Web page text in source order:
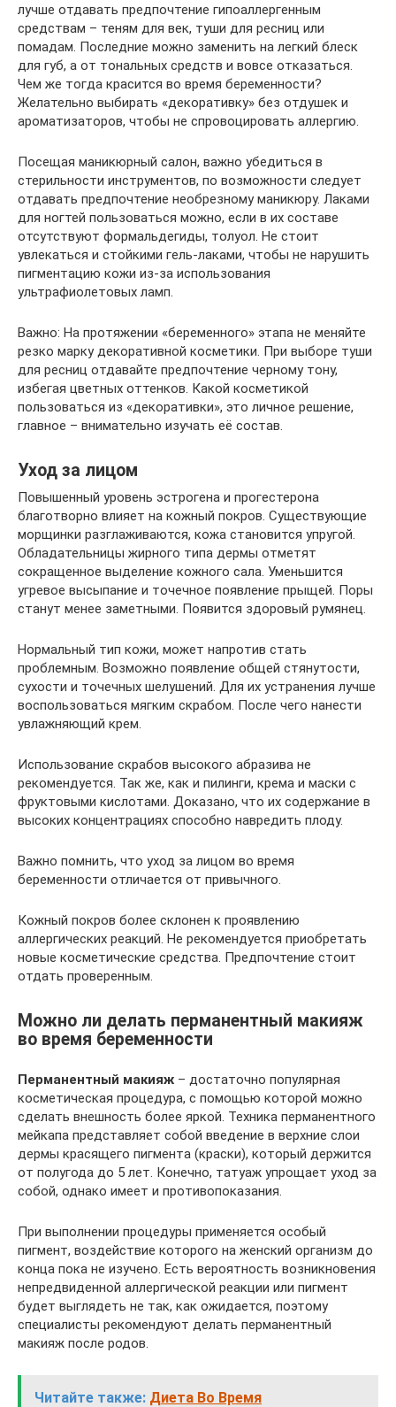
лучше отдавать предпочтение гипоаллергенным
средствам – теням для век, туши для ресниц или
помадам. Последние можно заменить на легкий блеск
для губ, а от тональных средств и вовсе отказаться.
Чем же тогда красится во время беременности?
Желательно выбирать «декоративку» без отдушек и
ароматизаторов, чтобы не спровоцировать аллергию.
Посещая маникюрный салон, важно убедиться в
стерильности инструментов, по возможности следует
отдавать предпочтение необрезному маникюру. Лаками
для ногтей пользоваться можно, если в их составе
отсутствуют формальдегиды, толуол. Не стоит
увлекаться и стойкими гель-лаками, чтобы не нарушить
пигментацию кожи из-за использования
ультрафиолетовых ламп.
Важно: На протяжении «беременного» этапа не меняйте
резко марку декоративной косметики. При выборе туши
для ресниц отдавайте предпочтение черному тону,
избегая цветных оттенков. Какой косметикой
пользоваться из «декоративки», это личное решение,
главное – внимательно изучать её состав.
Уход за лицом
Повышенный уровень эстрогена и прогестерона
благотворно влияет на кожный покров. Существующие
морщинки разглаживаются, кожа становится упругой.
Обладательницы жирного типа дермы отметят
сокращенное выделение кожного сала. Уменьшится
угревое высыпание и точечное появление прыщей. Поры
станут менее заметными. Появится здоровый румянец.
Нормальный тип кожи, может напротив стать
проблемным. Возможно появление общей стянутости,
сухости и точечных шелушений. Для их устранения лучше
воспользоваться мягким скрабом. После чего нанести
увлажняющий крем.
Использование скрабов высокого абразива не
рекомендуется. Так же, как и пилинги, крема и маски с
фруктовыми кислотами. Доказано, что их содержание в
высоких концентрациях способно навредить плоду.
Важно помнить, что уход за лицом во время
беременности отличается от привычного.
Кожный покров более склонен к проявлению
аллергических реакций. Не рекомендуется приобретать
новые косметические средства. Предпочтение стоит
отдать проверенным.
Можно ли делать перманентный макияж
во время беременности
Перманентный макияж – достаточно популярная
косметическая процедура, с помощью которой можно
сделать внешность более яркой. Техника перманентного
мейкапа представляет собой введение в верхние слои
дермы красящего пигмента (краски), который держится
от полугода до 5 лет. Конечно, татуаж упрощает уход за
собой, однако имеет и противопоказания.
При выполнении процедуры применяется особый
пигмент, воздействие которого на женский организм до
конца пока не изучено. Есть вероятность возникновения
непредвиденной аллергической реакции или пигмент
будет выглядеть не так, как ожидается, поэтому
специалисты рекомендуют делать перманентный
макияж после родов.
Читайте также: Диета Во Время